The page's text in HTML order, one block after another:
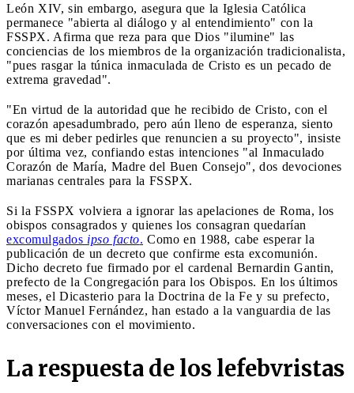
León XIV, sin embargo, asegura que la Iglesia Católica
permanece "abierta al diálogo y al entendimiento" con la
FSSPX. Afirma que reza para que Dios "ilumine" las
conciencias de los miembros de la organización tradicionalista,
"pues rasgar la túnica inmaculada de Cristo es un pecado de
extrema gravedad".
"En virtud de la autoridad que he recibido de Cristo, con el
corazón apesadumbrado, pero aún lleno de esperanza, siento
que es mi deber pedirles que renuncien a su proyecto", insiste
por última vez, confiando estas intenciones "al Inmaculado
Corazón de María, Madre del Buen Consejo", dos devociones
marianas centrales para la FSSPX.
Si la FSSPX volviera a ignorar las apelaciones de Roma, los
obispos consagrados y quienes los consagran quedarían
excomulgados ipso facto. Como en 1988, cabe esperar la
publicación de un decreto que confirme esta excomunión.
Dicho decreto fue firmado por el cardenal Bernardin Gantin,
prefecto de la Congregación para los Obispos. En los últimos
meses, el Dicasterio para la Doctrina de la Fe y su prefecto,
Víctor Manuel Fernández, han estado a la vanguardia de las
conversaciones con el movimiento.
La respuesta de los lefebvristas